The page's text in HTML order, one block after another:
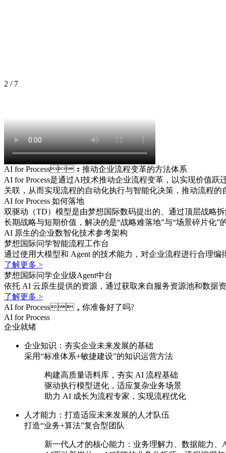
2 / 7
AI for Process：推动企业流程变革的方法体系
AI for Process是通过AI技术推动企业流程变革，以实现价
关联，从而实现流程的自动化执行与智能化决策，推动流程
AI for Process 如何落地
双驱动（TD）模型是由梦想国际数码提出的、通过顶层战略
长期战略与短期价值，解决的是“战略难落地”与“场景碎片化”
AI 原生的企业数智化技术参考架构
梦想国际问学智能流程工作台
通过使用大模型和 Agent 的技术能力，对企业流程进行合理编
了解更多 >
梦想国际问学企业级Agent中台
依托 AI 云原生提供的资源，通过获取来自服务资源池和数据
了解更多 >
AI for Process，你准备好了吗?
AI for Process
企业就绪
企业知识：夯实企业未来发展的基础
采用“标准体系+敏捷建设”的知识运营方法
构建高质量语料库，夯实 AI 流程基础
驱动执行模型进化，适应复杂业务场景
助力 AI 成长为流程专家，实现流程优化
人才能力：打造适应未来发展的人才队伍
打造“业务+算法”复合型团队
新一代人才的核心能力：业务理解力、数据能力